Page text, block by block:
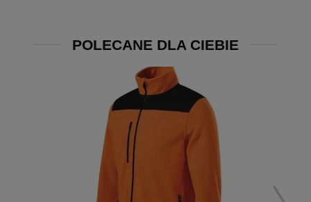
POLECANE DLA CIEBIE